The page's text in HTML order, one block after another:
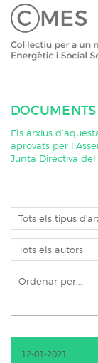
Els arxius
aprovats per
Junta Directiva del
12-01-2021